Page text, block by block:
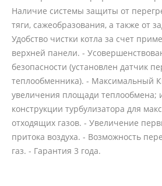
Наличие системы защиты от
тяги, сажеобразования, а также от
Удобство чистки котла за счет
верхней панели. -
безопасности (установлен датчик
теплообменника). - Максимальный
увеличения площади теплообмена;
конструкции турбулизатора для
отходящих газов. - Увеличение
притока воздуха. - Возможность
газ. - Гарантия 3 года.